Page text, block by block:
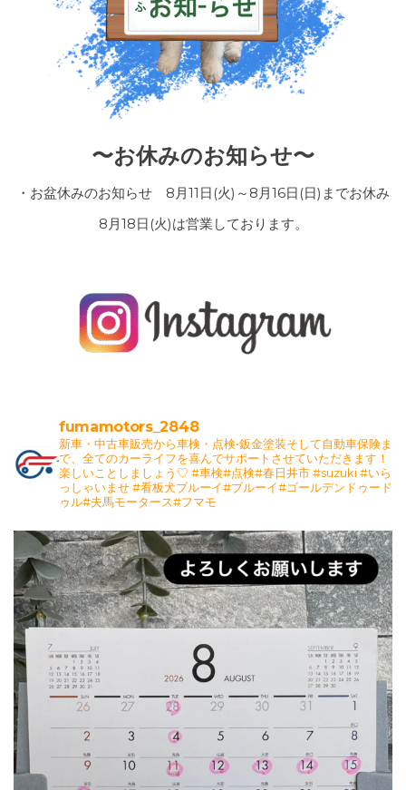
〜お休みのお知らせ〜
・お盆休みのお知らせ 8月11日(火)～8月16日(日)までお休み
8月18日(火)は営業しております。
fumamotors_2848
新車・中古車販売から車検・点検•鈑金塗装そして自動車保険ま
で、全てのカーライフを喜んでサポートさせていただきます！
楽しいことしましょう♡ #車検#点検#春日井市 #suzuki #いら
っしゃいませ #看板犬ブルーイ#ブルーイ#ゴールデンドゥード
ゥル#夫馬モータース#フマモ